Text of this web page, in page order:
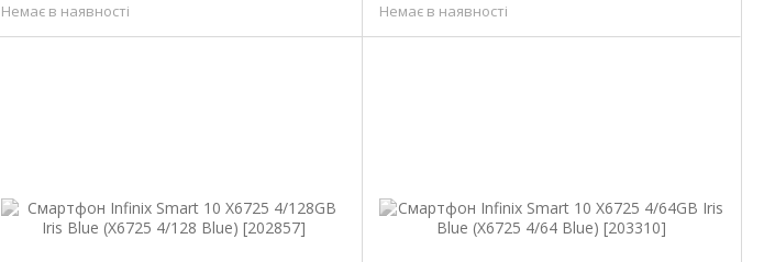
Немає в наявності Немає в наявності